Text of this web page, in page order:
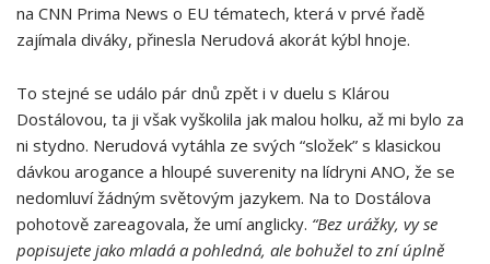
na CNN Prima News o EU tématech, která v prvé řadě
zajímala diváky, přinesla Nerudová akorát kýbl hnoje.
To stejné se událo pár dnů zpět i v duelu s Klárou
Dostálovou, ta ji však vyškolila jak malou holku, až mi bylo za
ni stydno. Nerudová vytáhla ze svých “složek” s klasickou
dávkou arogance a hloupé suverenity na lídryni ANO, že se
nedomluví žádným světovým jazykem. Na to Dostálova
pohotově zareagovala, že umí anglicky. “Bez urážky, vy se
popisujete jako mladá a pohledná, ale bohužel to zní úplně